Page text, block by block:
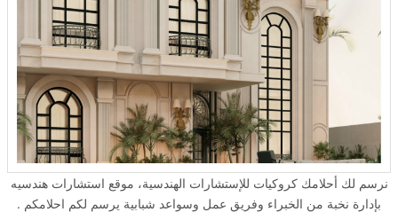
نرسم لك أحلامك كروكيات للإستشارات الهندسية، موقع استشارات هندسيه
بإدارة نخبة من الخبراء وفريق عمل وسواعد شبابية يرسم لكم احلامكم .